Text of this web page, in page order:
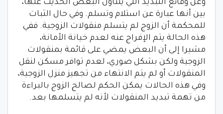
وعن وقائع التبديد التي يتناول البعض الحديث عنها،
بين أنها عبارة عن استلام وتسلم. وفي حال الثبات
للمحكمة أن الزوج لم يتسلم منقولات الزوجية. ففي
هذه الحالة يتم الإفراج عنه لعدم خيانة الأمانة،
مشيرا إلى أن البعض يمضي على قائمة بمنقولات
الزوجية ولكن بشكل صوري، لعدم توافر مسكن لنقل
المنقولات أو لم يتم الانتهاء من تجهيز منزل الزوجية،
وفي هذه الحالات يمكن الحكم لصالح الزوج بالبراءة
من تهمة تبديد المنقولات لأنه لم يتسلمها بعد.